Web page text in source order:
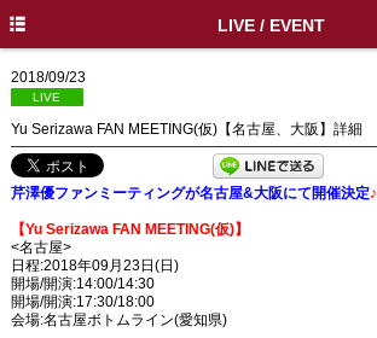
LIVE / EVENT
2018/09/23
LIVE
Yu Serizawa FAN MEETING(仮)【名古屋、大阪】詳細
芹澤優ファンミーティングが名古屋&大阪にて開催決定♪
【Yu Serizawa FAN MEETING(仮)】
<名古屋>
日程:2018年09月23日(日)
開場/開演:14:00/14:30
開場/開演:17:30/18:00
会場:名古屋ボトムライン(愛知県)
HOME
INFO
PROFILE
MEDIA
MOVIE